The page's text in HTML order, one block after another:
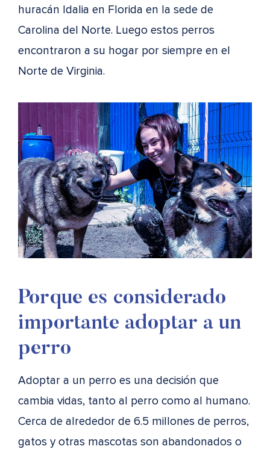
huracán Idalia en Florida en la sede de
Carolina del Norte. Luego estos perros
encontraron a su hogar por siempre en el
Norte de Virginia.
Porque es considerado
importante adoptar a un
perro
Adoptar a un perro es una decisión que
cambia vidas, tanto al perro como al humano.
Cerca de alrededor de 6.5 millones de perros,
gatos y otras mascotas son abandonados o